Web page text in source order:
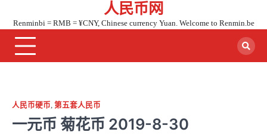
content
人民币网
Renminbi = RMB = ¥CNY, Chinese currency Yuan. Welcome to Renmin.be
人民币硬币, 第五套人民币
一元币 菊花币 2019-8-30